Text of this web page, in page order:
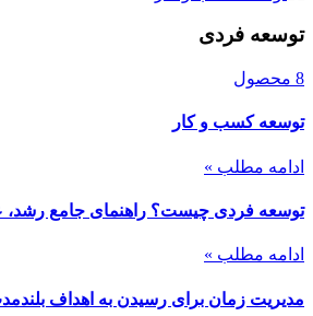
توسعه فردی
8 محصول
توسعه کسب و کار
ادامه مطلب »
توسعه فردی چیست؟ راهنمای جامع رشد، عادت‌ها و برنامه ۹۰
ادامه مطلب »
مدیریت زمان برای رسیدن به اهداف